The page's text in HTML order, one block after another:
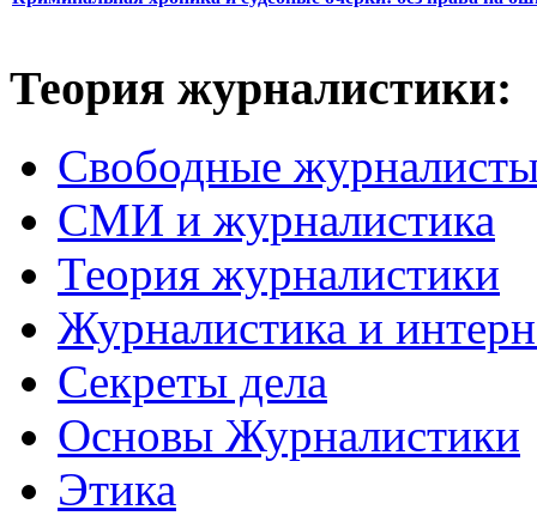
Теория журналистики:
Свободные
СМИ и журналистика
Теория журналистики
Журналистика и
Секреты дела
Основы Журналистики
Этика